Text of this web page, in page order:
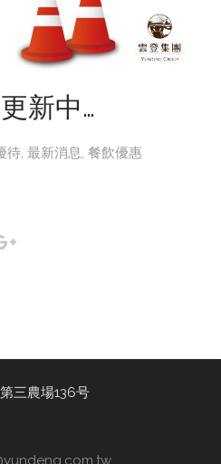
新中…
待 最新消息 餐飲優惠
三農場136号